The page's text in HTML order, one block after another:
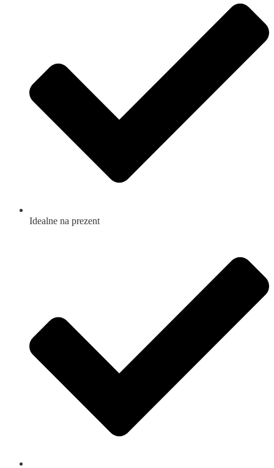
Idealne na prezent